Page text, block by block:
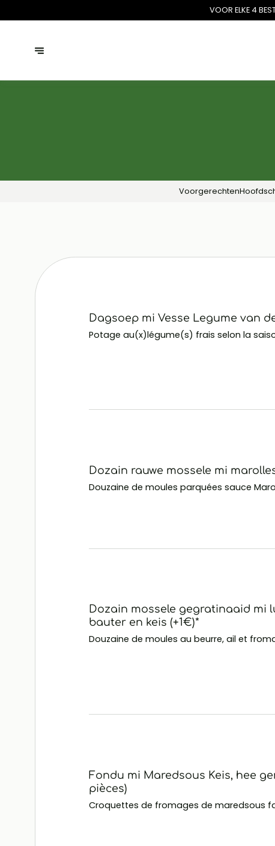
VOOR ELKE 4
Voorgerechten
Dagsoep mi Vesse Legume van
Potage au(x)légume(s) frais selon la
Dozain rauwe mossele mi
Douzaine de moules parquées sauce
Dozain mossele gegratinaaid mi
bauter en keis (+1€)*
Douzaine de moules au beurre, ail et
Fondu mi Maredsous Keis, hee
pièces)
Croquettes de fromages de maredsous